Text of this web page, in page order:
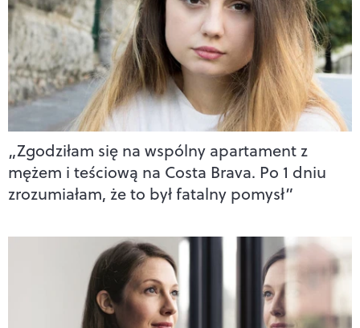
„Zgodziłam się na wspólny apartament z
mężem i teściową na Costa Brava. Po 1 dniu
zrozumiałam, że to był fatalny pomysł”